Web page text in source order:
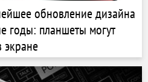
обновление дизайна
годы: планшеты могут
экране